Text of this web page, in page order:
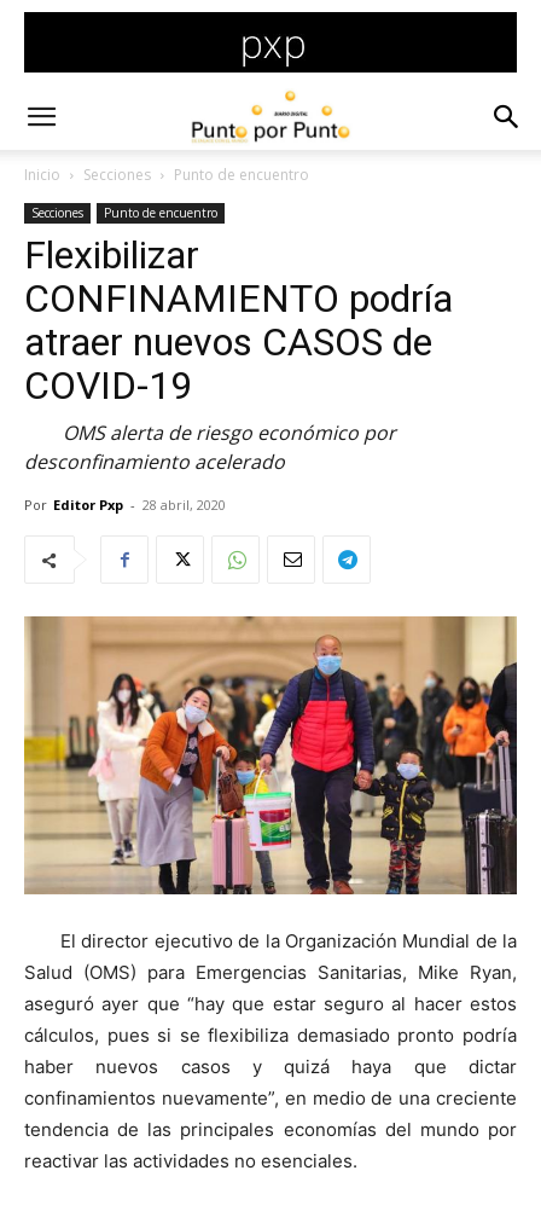
Inicio Secciones Punto de encuentro
Secciones Punto de encuentro
Flexibilizar
CONFINAMIENTO podría
atraer nuevos CASOS de
COVID-19
OMS alerta de riesgo económico por
desconfinamiento acelerado
Por Editor Pxp - 28 abril, 2020
El director ejecutivo de la Organización Mundial de la
Salud (OMS) para Emergencias Sanitarias, Mike Ryan,
aseguró ayer que “hay que estar seguro al hacer estos
cálculos, pues si se flexibiliza demasiado pronto podría
haber nuevos casos y quizá haya que dictar
confinamientos nuevamente”, en medio de una creciente
tendencia de las principales economías del mundo por
reactivar las actividades no esenciales.